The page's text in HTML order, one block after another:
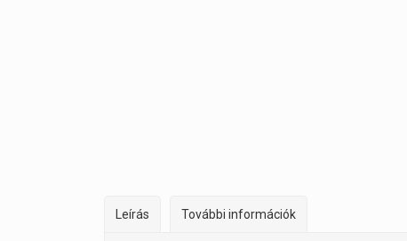
Leírás További információk